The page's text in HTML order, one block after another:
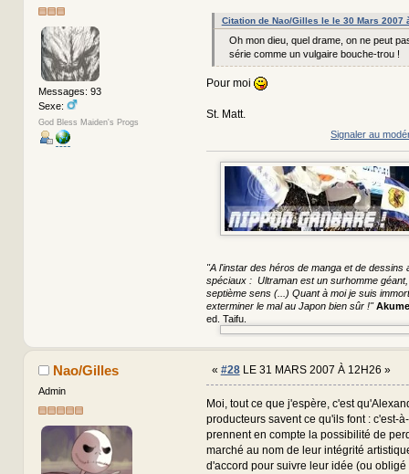
Messages: 93
Sexe:
God Bless Maiden's Progs
Citation de Nao/Gilles le le 30 Mars 2007
Oh mon dieu, quel drame, on ne peut
série comme un vulgaire bouche-trou !
Pour moi
St. Matt.
Signaler au
"A l'instar des héros de manga et de dessins
spéciaux : Ultraman est un surhomme
septième sens (...) Quant à moi je suis
exterminer le mal au Japon bien sûr !"
ed. Taifu.
Nao/Gilles
Admin
« #28LE 31 MARS 2007 À 12H26 »
Moi, tout ce que j'espère, c'est
producteurs savent ce qu'ils font : c'est-
prennent en compte la possibilité de
marché au nom de leur intégrité
d'accord pour suivre leur idée (ou obligé